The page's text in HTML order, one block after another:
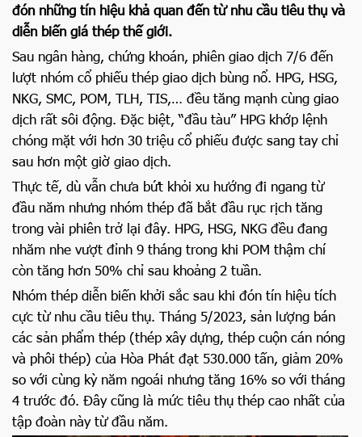
đón những tín hiệu khả quan đến từ nhu cầu tiêu thụ và
diễn biến giá thép thế giới.
Sau ngân hàng, chứng khoán, phiên giao dịch 7/6 đến
lượt nhóm cổ phiếu thép giao dịch bùng nổ. HPG, HSG,
NKG, SMC, POM, TLH, TIS,… đều tăng mạnh cùng giao
dịch rất sôi động. Đặc biệt, “đầu tàu” HPG khớp lệnh
chóng mặt với hơn 30 triệu cổ phiếu được sang tay chỉ
sau hơn một giờ giao dịch.
Thực tế, dù vẫn chưa bứt khỏi xu hướng đi ngang từ
đầu năm nhưng nhóm thép đã bắt đầu rục rịch tăng
trong vài phiên trở lại đây. HPG, HSG, NKG đều đang
nhăm nhe vượt đỉnh 9 tháng trong khi POM thậm chí
còn tăng hơn 50% chỉ sau khoảng 2 tuần.
Nhóm thép diễn biến khởi sắc sau khi đón tín hiệu tích
cực từ nhu cầu tiêu thụ. Tháng 5/2023, sản lượng bán
các sản phẩm thép (thép xây dựng, thép cuộn cán nóng
và phôi thép) của Hòa Phát đạt 530.000 tấn, giảm 20%
so với cùng kỳ năm ngoái nhưng tăng 16% so với tháng
4 trước đó. Đây cũng là mức tiêu thụ thép cao nhất của
tập đoàn này từ đầu năm.